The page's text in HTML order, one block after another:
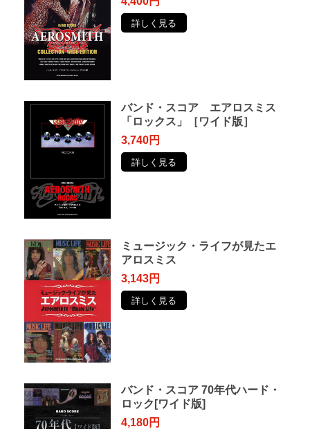
詳しく見る
バンド・スコア エアロスミス
「ロックス」［ワイド版］
3,740円
詳しく見る
ミュージック・ライフが見たエ
アロスミス
3,143円
詳しく見る
バンド・スコア 70年代ハード・
ロック[ワイド版]
4,180円